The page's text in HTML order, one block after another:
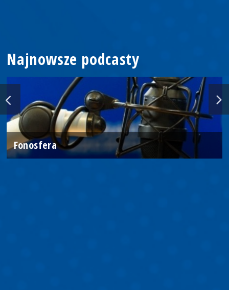
Najnowsze podcasty
Fonosfera